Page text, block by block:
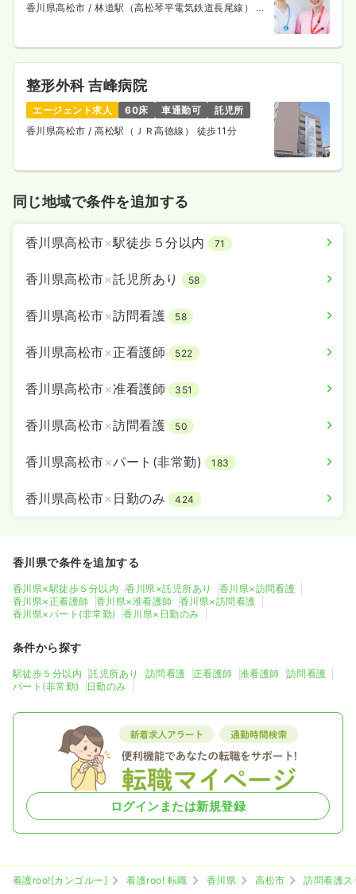
香川県高松市 / 林道駅（高松琴平電気鉄道長尾線） 徒
整形外科 吉峰病院
エージェント求人 60床 車通勤可
託児所
香川県高松市 / 高松駅（ＪＲ高徳線） 徒歩11分
同じ地域で条件を追加する
香川県高松市×駅徒歩５分以内 71
香川県高松市×託児所あり 58
香川県高松市×訪問看護 58
香川県高松市×正看護師 522
香川県高松市×准看護師 351
香川県高松市×訪問看護 50
香川県高松市×パート(非常勤) 183
香川県高松市× 日勤のみ 424
香川県で条件を追加する
香川県×駅徒歩５分以内 香川県×託児所あり
香川県×訪問看護
香川県×正看護師
香川県×准看護師
香川県×訪問看護
香川県×パート(非常勤)
香川県×日勤のみ
条件から探す
駅徒歩５分以内 託児所あり 訪問看護 正看護師 准看護師
訪問看護
パート(非常勤)
日勤のみ
ログインまたは新規登録
看護roo![カンゴルー] 看護roo! 転職 香川県 高松市
訪問看護